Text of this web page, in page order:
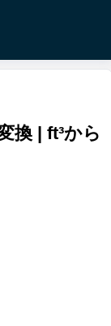
換 | ft³から